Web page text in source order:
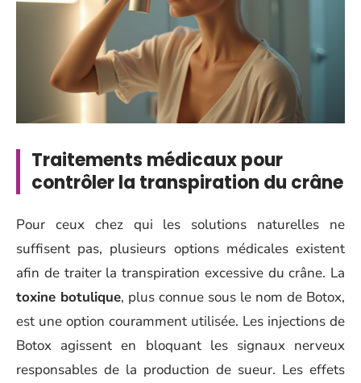
Traitements médicaux pour
contrôler la transpiration du crâne
Pour ceux chez qui les solutions naturelles ne
suffisent pas, plusieurs options médicales existent
afin de traiter la transpiration excessive du crâne. La
toxine botulique, plus connue sous le nom de Botox,
est une option couramment utilisée. Les injections de
Botox agissent en bloquant les signaux nerveux
responsables de la production de sueur. Les effets